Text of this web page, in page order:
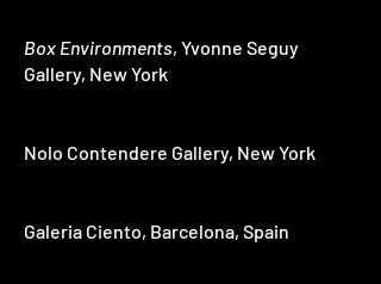
Box Environments, Yvonne Seguy
Gallery, New York
Nolo Contendere Gallery, New York
Galeria Ciento, Barcelona, Spain